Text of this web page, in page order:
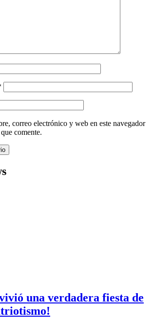
correo electrónico y web en este navegador
comente.
una verdadera fiesta de